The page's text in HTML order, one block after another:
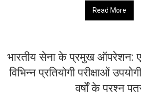
Read More
भारतीय सेना के प्रमुख ऑपरेशन:
विभिन्न प्रतियोगी परीक्षाओं
वर्षों के प्रश्न